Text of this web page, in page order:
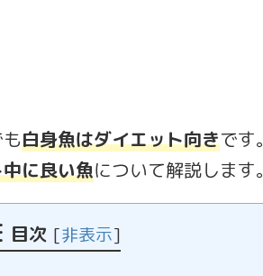
白身魚はダイエット向きです。
に良い魚について解説します。
目次 [非表示]